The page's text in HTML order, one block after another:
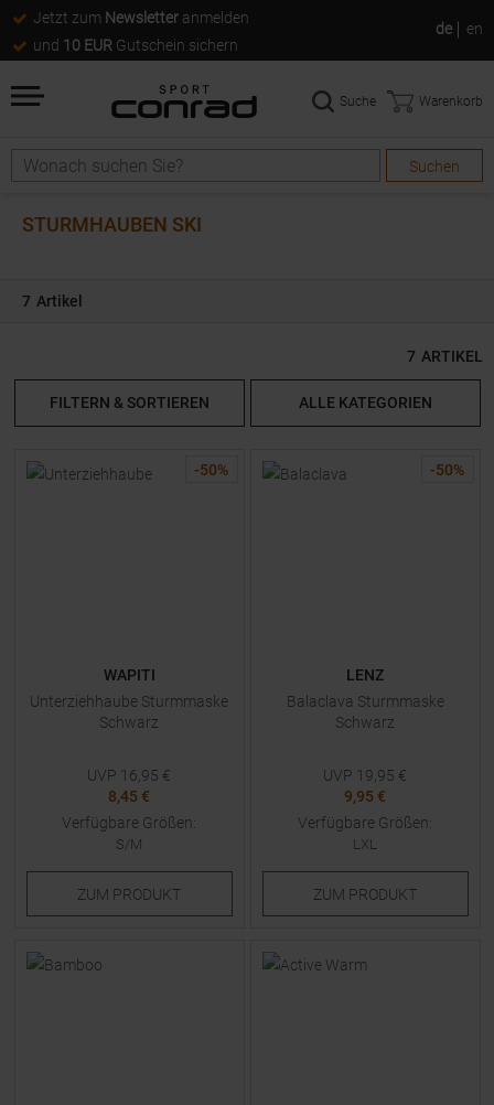
Jetzt zum Newsletter anmelden
und 10 EUR Gutschein sichern
de en
Suche
Suchen
Suche Warenkorb
STURMHAUBEN SKI
7 Artikel
7 ARTIKEL
FILTERN & SORTIEREN ALLE KATEGORIEN
-50%
WAPITI
Unterziehhaube Sturmmaske
Schwarz
UVP 16,95 €
8,45 €
Verfügbare Größen:
S/M
ZUM PRODUKT
-50%
LENZ
Balaclava Sturmmaske
Schwarz
UVP 19,95 €
9,95 €
Verfügbare Größen:
LXL
ZUM PRODUKT